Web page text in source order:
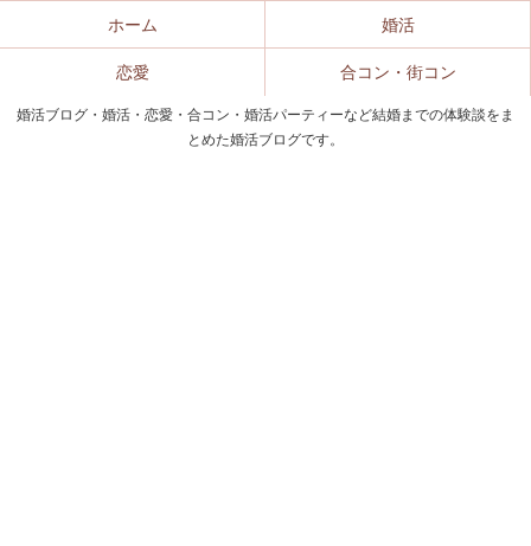
婚活ブログ・婚活・恋愛・合コン・婚活パーティーなど結婚までの体験談をま
とめた婚活ブログです。
ホーム 婚活
恋愛 合コン・街コン